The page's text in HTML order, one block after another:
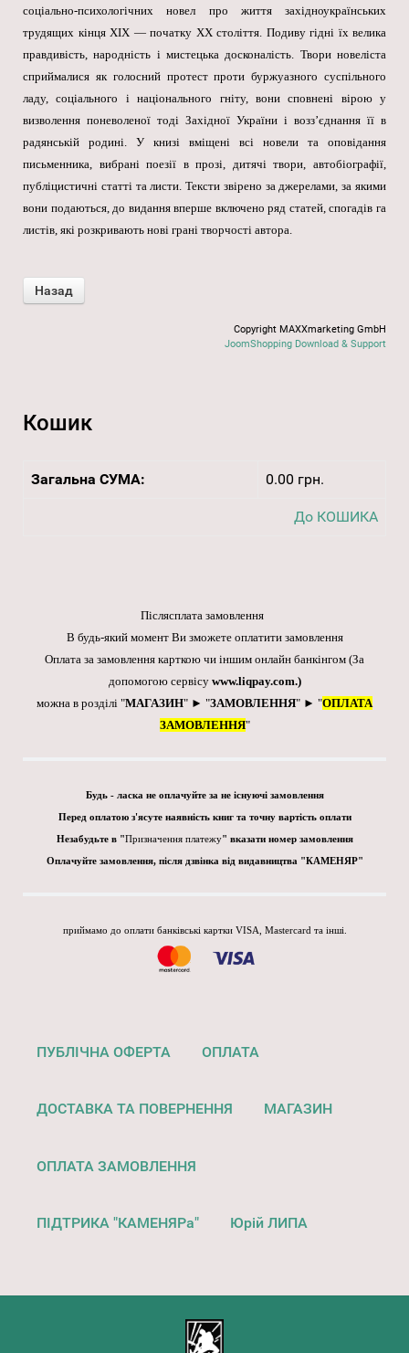
соціально-психологічних новел про життя західноукраїнських
трудящих кінця XIX — початку XX століття. Подиву гідні їх велика
правдивість, народність і мистецька досконалість. Твори новеліста
сприймалися як голосний протест проти буржуазного суспільного
ладу, соціального і національного гніту, вони сповнені вірою у
визволення поневоленої тоді Західної України і возз’єднання її в
радянській родині. У книзі вміщені всі новели та оповідання
письменника, вибрані поезії в прозі, дитячі твори, автобіографії,
публіцистичні статті та листи. Тексти звірено за джерелами, за якими
вони подаються, до видання вперше включено ряд статей, спогадів га
листів, які розкривають нові грані творчості автора.
Copyright MAXXmarketing GmbH
JoomShopping Download & Support
Кошик
Загальна СУМА: 0.00 грн.
До КОШИКА
Післясплата замовлення
В будь-який момент Ви зможете оплатити замовлення
Оплата за замовлення карткою чи іншим онлайн банкінгом (За
допомогою сервісу www.liqpay.com.)
можна в розділі "МАГАЗИН" ► "ЗАМОВЛЕННЯ" ► "ОПЛАТА
ЗАМОВЛЕННЯ"
Будь - ласка не оплачуйте за не існуючі замовлення
Перед оплатою з'ясуте наявність книг та точну вартість оплати
Незабудьте в "Призначення платежу" вказати номер замовлення
Оплачуйте замовлення, після дзвінка від видавництва "КАМЕНЯР"
приймамо до оплати банківські картки VISA, Mastercard та інші.
ПУБЛІЧНА ОФЕРТА ОПЛАТА
ДОСТАВКА ТА ПОВЕРНЕННЯ МАГАЗИН
ОПЛАТА ЗАМОВЛЕННЯ
ПІДТРИКА "КАМЕНЯРа" Юрій ЛИПА